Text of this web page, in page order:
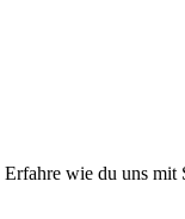
wie du uns